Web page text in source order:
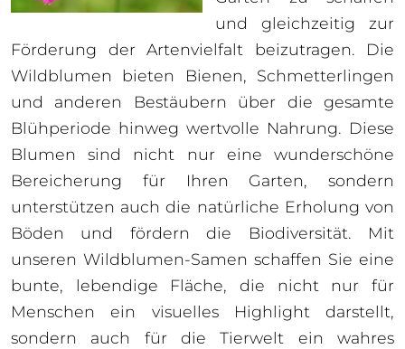
und gleichzeitig zur
Förderung der Artenvielfalt beizutragen. Die
Wildblumen bieten Bienen, Schmetterlingen
und anderen Bestäubern über die gesamte
Blühperiode hinweg wertvolle Nahrung. Diese
Blumen sind nicht nur eine wunderschöne
Bereicherung für Ihren Garten, sondern
unterstützen auch die natürliche Erholung von
Böden und fördern die Biodiversität. Mit
unseren Wildblumen-Samen schaffen Sie eine
bunte, lebendige Fläche, die nicht nur für
Menschen ein visuelles Highlight darstellt,
sondern auch für die Tierwelt ein wahres